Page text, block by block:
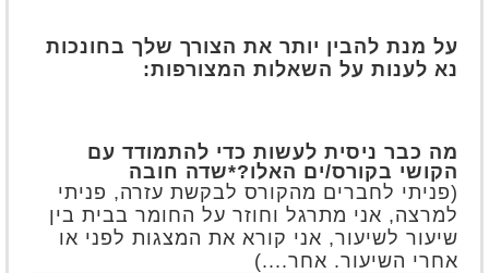
על מנת להבין יותר את הצורך שלך בחונכות
נא לענות על השאלות המצורפות:
מה כבר ניסית לעשות כדי להתמודד עם
הקושי בקורס/ים האלו?*שדה חובה
(פניתי לחברים מהקורס לבקשת עזרה, פניתי
למרצה, אני מתרגל וחוזר על החומר בבית בין
שיעור לשיעור, אני קורא את המצגות לפני או
אחרי השיעור. אחר....)